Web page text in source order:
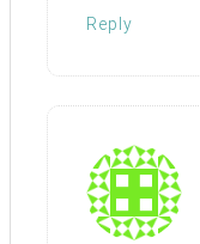
Reply